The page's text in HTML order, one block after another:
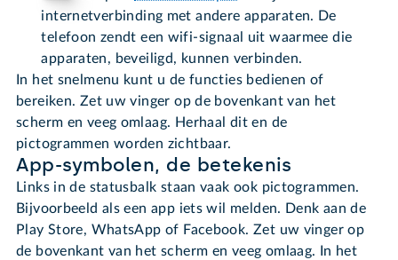
internetverbinding met andere apparaten. De
telefoon zendt een wifi-signaal uit waarmee die
apparaten, beveiligd, kunnen verbinden.
In het snelmenu kunt u de functies bedienen of
bereiken. Zet uw vinger op de bovenkant van het
scherm en veeg omlaag. Herhaal dit en de
pictogrammen worden zichtbaar.
App-symbolen, de betekenis
Links in de statusbalk staan vaak ook pictogrammen.
Bijvoorbeeld als een app iets wil melden. Denk aan de
Play Store, WhatsApp of Facebook. Zet uw vinger op
de bovenkant van het scherm en veeg omlaag. In het